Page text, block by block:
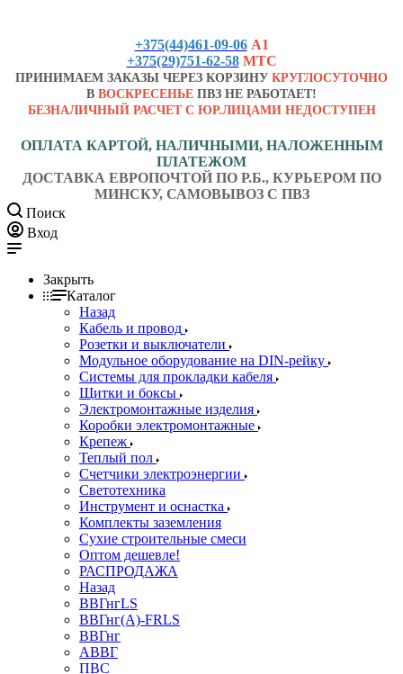
+375(44)461-09-06 А1
+375(29)751-62-58 МТС
ПРИНИМАЕМ ЗАКАЗЫ ЧЕРЕЗ КОРЗИНУ КРУГЛОСУТОЧНО
В ВОСКРЕСЕНЬЕ ПВЗ НЕ РАБОТАЕТ!
БЕЗНАЛИЧНЫЙ РАСЧЕТ С ЮР.ЛИЦАМИ НЕДОСТУПЕН
ОПЛАТА КАРТОЙ, НАЛИЧНЫМИ, НАЛОЖЕННЫМ
ПЛАТЕЖОМ
ДОСТАВКА ЕВРОПОЧТОЙ ПО Р.Б., КУРЬЕРОМ ПО
МИНСКУ, САМОВЫВОЗ С ПВЗ
Поиск
Вход
Закрыть
Каталог
Назад
Кабель и провод
Розетки и выключатели
Модульное оборудование на DIN-рейку
Системы для прокладки кабеля
Щитки и боксы
Электромонтажные изделия
Коробки электромонтажные
Крепеж
Теплый пол
Счетчики электроэнергии
Светотехника
Инструмент и оснастка
Комплекты заземления
Сухие строительные смеси
Оптом дешевле!
РАСПРОДАЖА
Назад
ВВГнгLS
ВВГнг(А)-FRLS
ВВГнг
АВВГ
ПВС